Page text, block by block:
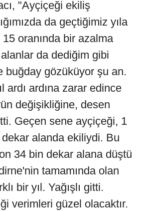
"Ayçiçeği ekiliş
da geçtiğimiz yıla
oranında bir azalma
da dediğim gibi
buğday gözüküyor şu an.
ardı ardına zarar edince
değişikliğine, desen
Geçen sene ayçiçeği, 1
alanda ekiliydi. Bu
34 bin dekar alana düştü
tamamında olan
bir yıl. Yağışlı gitti.
verimleri güzel olacaktır.